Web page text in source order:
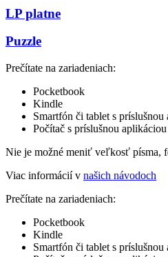
LP platne
Puzzle
Prečítate na zariadeniach:
Pocketbook
Kindle
Smartfón či tablet s príslušnou
Počítač s príslušnou aplikáciou
Nie je možné meniť veľkosť písma,
Viac informácií v našich návodoch
Prečítate na zariadeniach:
Pocketbook
Kindle
Smartfón či tablet s príslušnou